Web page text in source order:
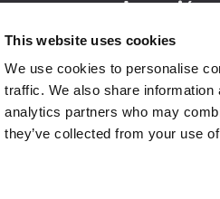
This website uses cookies
We use cookies to personalise
traffic. We also share
analytics partners who may
they’ve collected from your use
Atención
Envio
Servicio al